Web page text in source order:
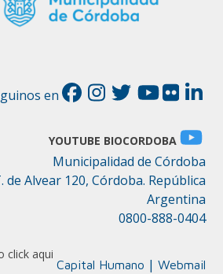
click aqui
en
YOUTUBE BIOCORDOBA
Municipalidad de Córdoba
de Alvear 120, Córdoba. República
Argentina
0800-888-0404
Capital Humano | Webmail